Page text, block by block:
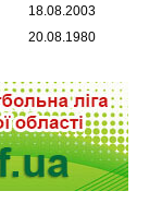
18.08.2003
20.08.1980